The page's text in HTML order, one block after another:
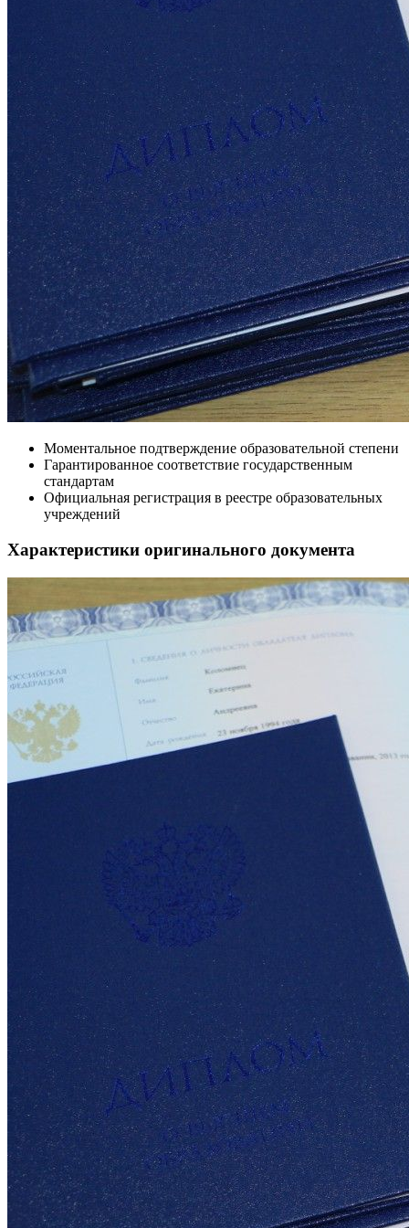
Моментальное подтверждение образовательной степени
Гарантированное соответствие государственным
стандартам
Официальная регистрация в реестре образовательных
учреждений
Характеристики оригинального документа